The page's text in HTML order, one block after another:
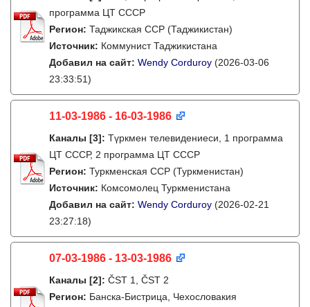
программа ЦТ СССР
Регион: Таджикская ССР (Таджикистан)
Источник: Коммунист Таджикистана
Добавил на сайт: Wendy Corduroy (2026-03-06
23:33:51)
11-03-1986 - 16-03-1986
Каналы [3]: Түркмен телевидениеси, 1 программа
ЦТ СССР, 2 программа ЦТ СССР
Регион: Туркменская ССР (Туркменистан)
Источник: Комсомолец Туркменистана
Добавил на сайт: Wendy Corduroy (2026-02-21
23:27:18)
07-03-1986 - 13-03-1986
Каналы [2]: ČST 1, ČST 2
Регион: Банска-Бистрица, Чехословакия